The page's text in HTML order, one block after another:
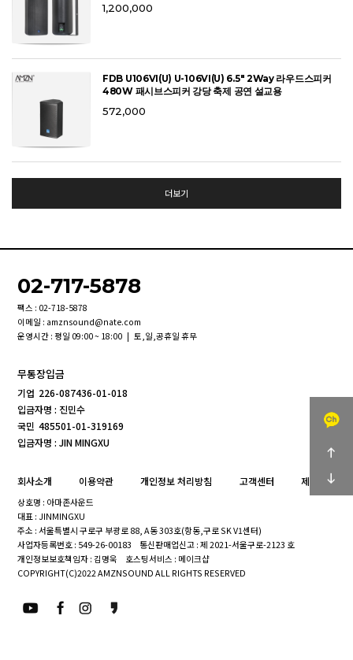
1,200,000
FDB U106VI(U) U-106VI(U) 6.5" 2Way 라우드스피커
480W 패시브스피커 강당 축제 공연 설교용
572,000
더보기
02-717-5878
팩스 : 02-718-5878
이메일 : amznsound@nate.com
운영시간 : 평일 09:00 ~ 18:00 | 토,일,공휴일 휴무
무통장입금
기업 226-087436-01-018
입금자명 : 진민수
국민 485501-01-319169
입금자명 : JIN MINGXU
회사소개 이용약관 개인정보 처리방침 고객센터 제휴문의
상호명 : 아마존사운드
대표 : JINMINGXU
주소 : 서울특별시 구로구 부광로 88, A동 303호(항동,구로 SK V1센터)
사업자등록번호 : 549-26-00183
통신판매업신고 : 제 2021-서울구로-2123 호
개인정보보호책임자 : 김명욱
호스팅서비스 : 메이크샵
COPYRIGHT(C)2022 AMZNSOUND ALL RIGHTS RESERVED